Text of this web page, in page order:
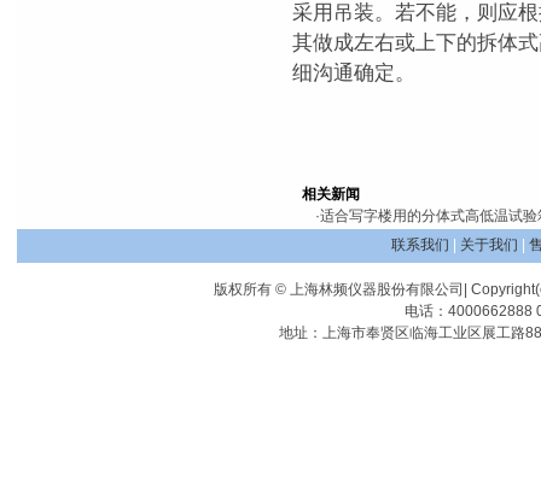
采用吊装。若不能，则应
其做成左右或上下的拆体
细沟通确定。
相关新闻
·适合写字楼用的分体式高低温试
联系我们
关于我们
版权所有 © 上海林频仪器股份有限公司|
电话：4000662888
地址：上海市奉贤区临海工业区展工路